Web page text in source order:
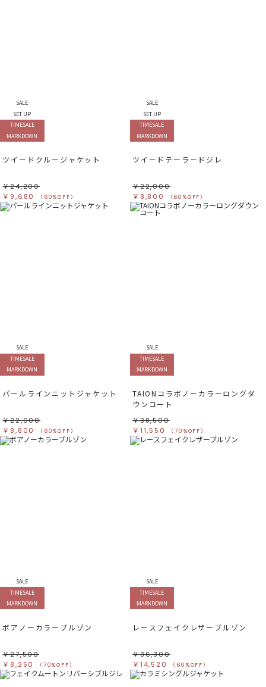
SALE
SET UP
TIMESALE
MARKDOWN
ツイードクルージャケット
￥24,200
￥9,680
（60%OFF）
SALE
SET UP
TIMESALE
MARKDOWN
ツイードテーラードジレ
￥22,000
￥8,800
（60%OFF）
SALE
TIMESALE
MARKDOWN
パールラインニットジャケット
￥22,000
￥8,800
（60%OFF）
SALE
TIMESALE
MARKDOWN
TAIONコラボノーカラーロングダ
ウンコート
￥38,500
￥11,550
（70%OFF）
SALE
TIMESALE
MARKDOWN
ボアノーカラーブルゾン
￥27,500
￥8,250
（70%OFF）
SALE
TIMESALE
MARKDOWN
レースフェイクレザーブルゾン
￥36,300
￥14,520
（60%OFF）